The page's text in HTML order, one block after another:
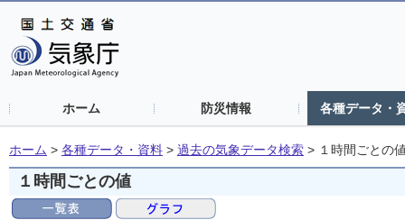
ホーム 防災情報 各種データ・
ホーム > 各種データ・資料 > 過去の気象データ検索 > １時間ごとの
１時間ごとの値